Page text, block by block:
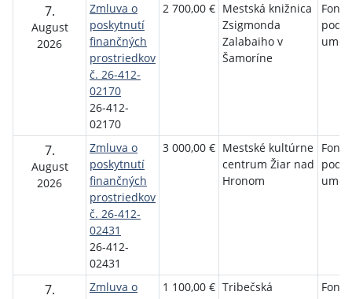
7.
August
2026
Zmluva o
poskytnutí
finančných
prostriedkov
č. 26-412-
02170
26-412-
02170
2 700,00 € Mestská knižnica
Zsigmonda
Zalabaiho v
Šamoríne
Fond
7.
August
2026
Zmluva o
poskytnutí
finančných
prostriedkov
č. 26-412-
02431
26-412-
02431
3 000,00 € Mestské kultúrne
centrum Žiar nad
Hronom
Fond
7.
Zmluva o
1 100,00 € Tribečská
Fond